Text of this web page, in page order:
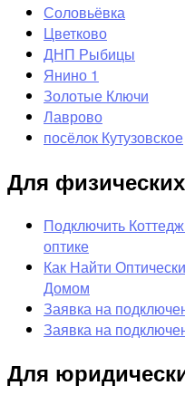
Соловьёвка
Цветково
ДНП Рыбицы
Янино 1
Золотые Ключи
Лаврово
посёлок Кутузовское
Для
Подключить
оптике
Как Найти
Домом
Заявка на
Заявка на
Для